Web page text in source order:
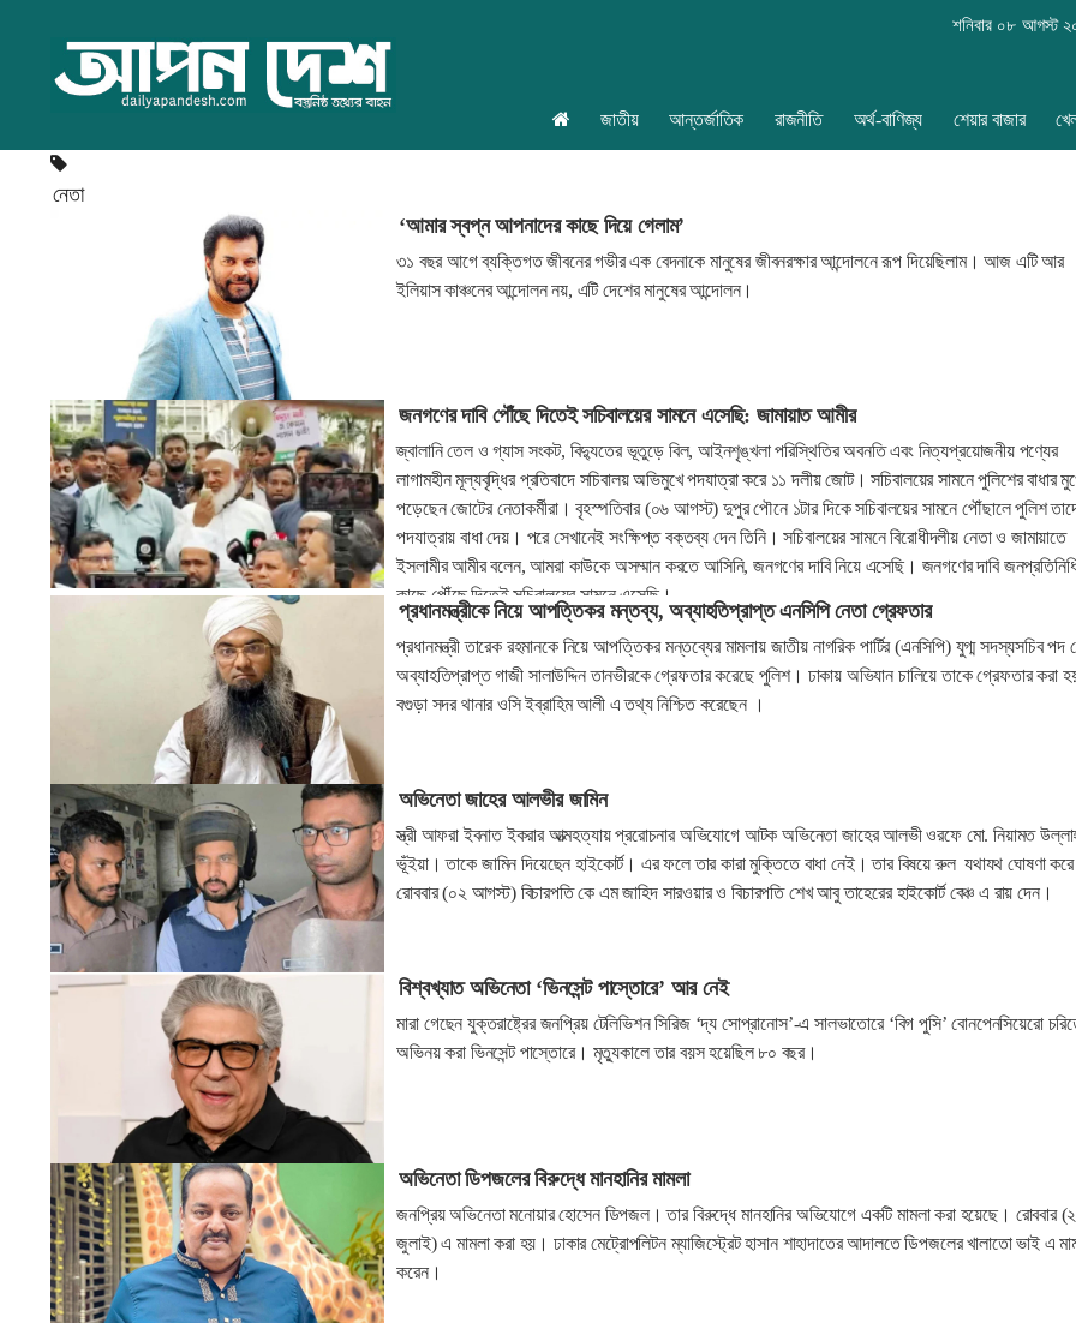
শনিবার ০৮ আগস্ট
জাতীয় আন্তর্জাতিক রাজনীতি অর্থ-বাণিজ্য শেয়ার বাজার
নেতা
‘আমার স্বপ্ন আপনাদের কাছে দিয়ে গেলাম’
৩১ বছর আগে ব্যক্তিগত জীবনের গভীর এক বেদনাকে মানুষের জীবনরক্ষার আন্দোলনে রূপ দিয়েছিলাম। আজ এটি আর
ইলিয়াস কাঞ্চনের আন্দোলন নয়, এটি দেশের মানুষের আন্দোলন।
জনগণের দাবি পৌঁছে দিতেই সচিবালয়ের সামনে এসেছি: জামায়াত আমীর
জ্বালানি তেল ও গ্যাস সংকট, বিদ্যুতের ভূতুড়ে বিল, আইনশৃঙ্খলা পরিস্থিতির অবনতি এবং নিত্যপ্রয়োজনীয় পণ্যের
লাগামহীন মূল্যবৃদ্ধির প্রতিবাদে সচিবালয় অভিমুখে পদযাত্রা করে ১১ দলীয় জোট। সচিবালয়ের সামনে পুলিশের বাধার
পড়েছেন জোটের নেতাকর্মীরা। বৃহস্পতিবার (০৬ আগস্ট) দুপুর পৌনে ১টার দিকে সচিবালয়ের সামনে পৌঁছালে পুলিশ
পদযাত্রায় বাধা দেয়। পরে সেখানেই সংক্ষিপ্ত বক্তব্য দেন তিনি। সচিবালয়ের সামনে বিরোধীদলীয় নেতা ও জামায়াতে
ইসলামীর আমীর বলেন, আমরা কাউকে অসম্মান করতে আসিনি, জনগণের দাবি নিয়ে এসেছি। জনগণের দাবি
কাছে পৌঁছে দিতেই সচিবালয়ের সামনে এসেছি।
প্রধানমন্ত্রীকে নিয়ে আপত্তিকর মন্তব্য, অব্যাহতিপ্রাপ্ত এনসিপি নেতা গ্রেফতার
প্রধানমন্ত্রী তারেক রহমানকে নিয়ে আপত্তিকর মন্তব্যের মামলায় জাতীয় নাগরিক পার্টির (এনসিপি) যুগ্ম সদস্যসচিব পদ
অব্যাহতিপ্রাপ্ত গাজী সালাউদ্দিন তানভীরকে গ্রেফতার করেছে পুলিশ। ঢাকায় অভিযান চালিয়ে তাকে গ্রেফতার করা
বগুড়া সদর থানার ওসি ইব্রাহিম আলী এ তথ্য নিশ্চিত করেছেন ।
অভিনেতা জাহের আলভীর জামিন
স্ত্রী আফরা ইবনাত ইকরার আত্মহত্যায় প্ররোচনার অভিযোগে আটক অভিনেতা জাহের আলভী ওরফে মো. নিয়ামত
ভূঁইয়া। তাকে জামিন দিয়েছেন হাইকোর্ট। এর ফলে তার কারা মুক্তিতে বাধা নেই। তার বিষয়ে রুল যথাযথ ঘোষণা করে
রোববার (০২ আগস্ট) বিচারপতি কে এম জাহিদ সারওয়ার ও বিচারপতি শেখ আবু তাহেরের হাইকোর্ট বেঞ্চ এ রায় দেন।
বিশ্বখ্যাত অভিনেতা ‘ভিনসেন্ট পাস্তোরে’ আর নেই
মারা গেছেন যুক্তরাষ্ট্রের জনপ্রিয় টেলিভিশন সিরিজ ‘দ্য সোপ্রানোস’-এ সালভাতোরে ‘বিগ পুসি’ বোনপেনসিয়েরো
অভিনয় করা ভিনসেন্ট পাস্তোরে। মৃত্যুকালে তার বয়স হয়েছিল ৮০ বছর।
অভিনেতা ডিপজলের বিরুদ্ধে মানহানির মামলা
জনপ্রিয় অভিনেতা মনোয়ার হোসেন ডিপজল। তার বিরুদ্ধে মানহানির অভিযোগে একটি মামলা করা হয়েছে। রোববার
জুলাই) এ মামলা করা হয়। ঢাকার মেট্রোপলিটন ম্যাজিস্ট্রেট হাসান শাহাদাতের আদালতে ডিপজলের খালাতো ভাই এ
করেন।